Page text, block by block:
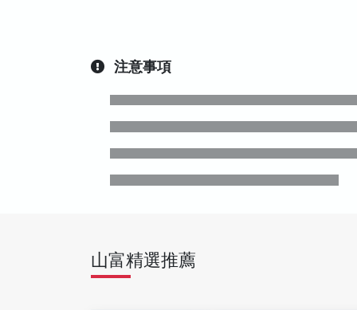
注意事項
山富精選推薦